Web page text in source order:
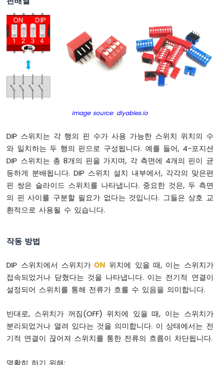
노
ESP32
-
버
튼
누
름
아
두
노
나
노
ESP32
-
다
튼
두
이
노
나
ESP32
-
스
image source: diyables.io
DIP 스위치는 각 행의 핀 수가 사용 가능한 스위치 위치의 수
와 일치하는 두 행의 핀으로 구성됩니다. 예를 들어, 4-포지션
DIP 스위치는 총 8개의 핀을 가지며, 각 측면에 4개의 핀이 균
등하게 분배됩니다. DIP 스위치 설치 내부에서, 각각의 맞은편
핀 쌍은 슬라이드 스위치를 나타냅니다. 중요한 것은, 두 측면
의 핀 사이를 구분할 필요가 없다는 것입니다. 그들은 상호 교
환적으로 사용될 수 있습니다.
작동 방법
DIP 스위치에서 스위치가ON 위치에 있을 때, 이는 스위치가
접속되었거나 닫혔다는 것을 나타냅니다. 이는 전기적 연결이
설정되어 스위치를 통해 전류가 흐를 수 있음을 의미합니다.
반대로, 스위치가 꺼짐(OFF) 위치에 있을 때, 이는 스위치가
분리되었거나 열려 있다는 것을 의미합니다. 이 상태에서는 전
기적 연결이 끊어져 스위치를 통한 전류의 흐름이 차단됩니다.